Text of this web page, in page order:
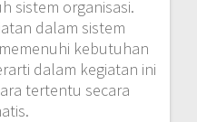
sistem organisasi.
dalam sistem
kebutuhan
dalam kegiatan ini
tertentu secara